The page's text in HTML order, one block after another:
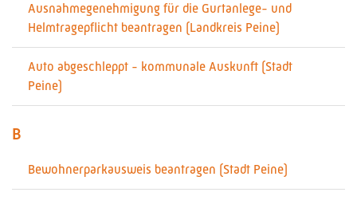
Ausnahmegenehmigung für die Gurtanlege- und
Helmtragepflicht beantragen (Landkreis Peine)
Auto abgeschleppt - kommunale Auskunft (Stadt
Peine)
B
Bewohnerparkausweis beantragen (Stadt Peine)